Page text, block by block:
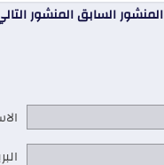
المنشور السابقالمنشور